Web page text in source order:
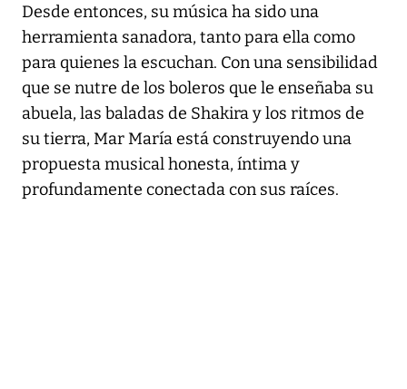
Desde entonces, su música ha sido una
herramienta sanadora, tanto para ella como
para quienes la escuchan. Con una sensibilidad
que se nutre de los boleros que le enseñaba su
abuela, las baladas de Shakira y los ritmos de
su tierra, Mar María está construyendo una
propuesta musical honesta, íntima y
profundamente conectada con sus raíces.